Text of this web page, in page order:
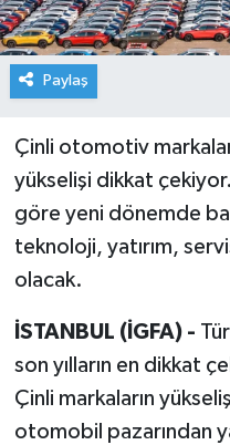
Paylaş
Çinli otomotiv
yükselişi dikkat
göre yeni dönemde
teknoloji, yatırım,
olacak.
İSTANBUL (İGFA) -
son yılların en dikkat
Çinli markaların
otomobil pazarından